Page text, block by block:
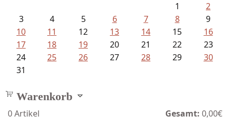
1
2
3
4 5 6 7 8
9
10
11 12 13 14 15
16
17
18 19 20 21 22
23
24
25 26 27 28 29
30
31
Warenkorb
0Artikel Gesamt: 0,00€